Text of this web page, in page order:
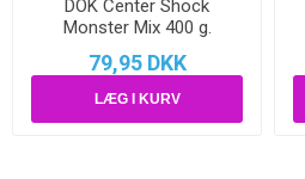
DOK Center Shock
Monster Mix 400 g.
79,95 DKK